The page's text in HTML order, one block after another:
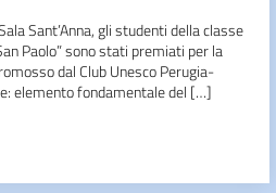
Sant’Anna, gli studenti della classe
Paolo” sono stati premiati per la
dal Club Unesco Perugia-
elemento fondamentale del […]